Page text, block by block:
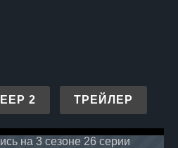
2 ТРЕЙЛЕР
на 3 сезоне 26 серии